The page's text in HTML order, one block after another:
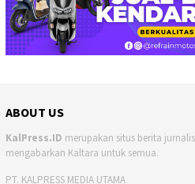
ABOUT US
KalPress.ID merupakan situs berita
mengabarkan Kaltara untuk semua.
PT. KALPRESS MEDIA UTAMA